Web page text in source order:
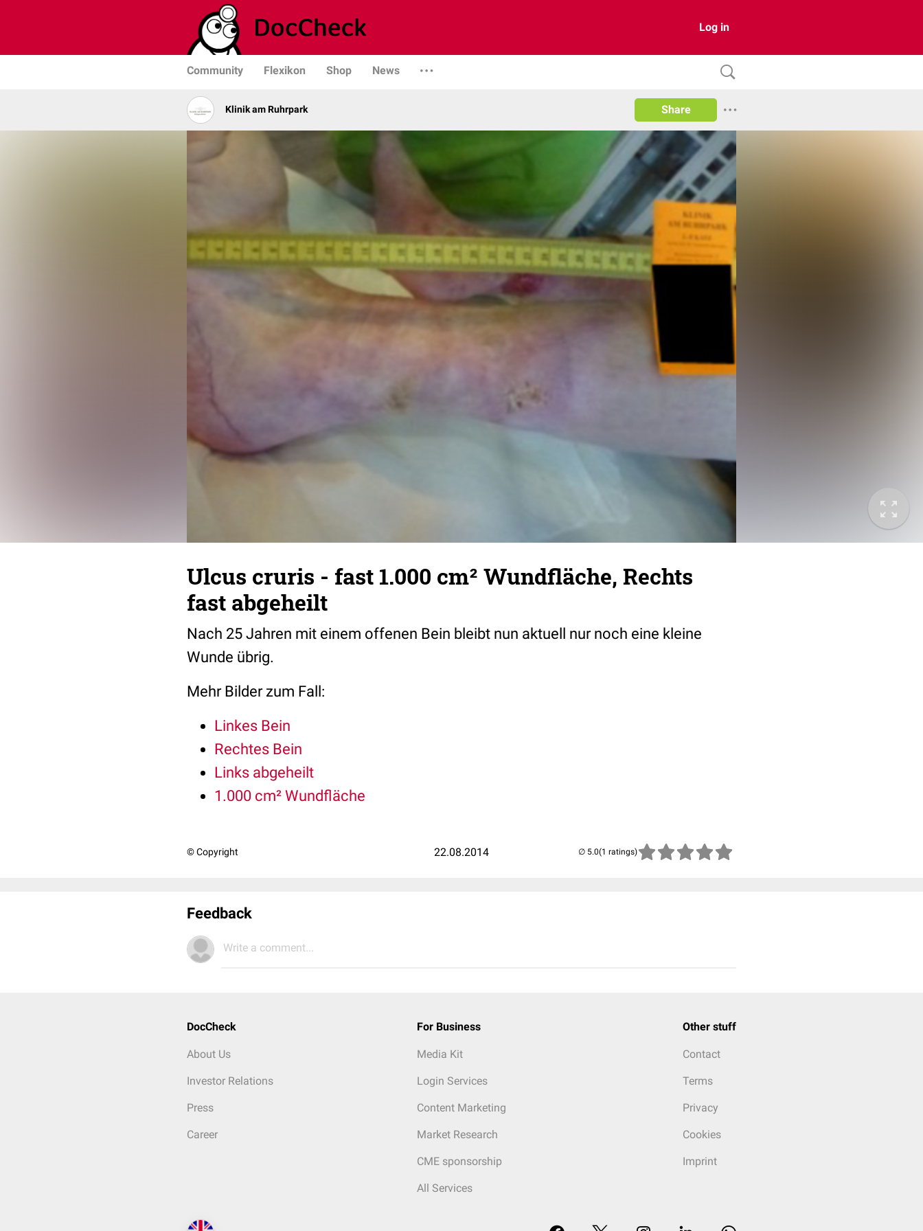
Log in
Community Flexikon Shop News
Klinik am Ruhrpark Share
Ulcus cruris - fast 1.000 cm² Wundfläche, Rechts
fast abgeheilt
Nach 25 Jahren mit einem offenen Bein bleibt nun aktuell nur noch eine kleine
Wunde übrig.
Mehr Bilder zum Fall:
Linkes Bein
Rechtes Bein
Links abgeheilt
1.000 cm² Wundfläche
© Copyright 22.08.2014 (1 ratings)
Feedback
Write a comment...
DocCheck
About Us
Investor Relations
Press
Career
For Business
Media Kit
Login Services
Content Marketing
Market Research
CME sponsorship
All Services
Other stuff
Contact
Terms
Privacy
Cookies
Imprint